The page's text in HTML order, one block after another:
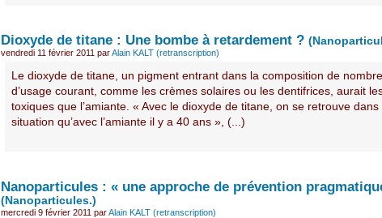
Dioxyde de titane : Une bombe à retardement ?
vendredi 11 février 2011 parAlain KALT (retranscription)
Le dioxyde de titane, un pigment entrant dans la composition de
d’usage courant, comme les crèmes solaires ou les dentifrices, aurait
toxiques que l’amiante. « Avec le dioxyde de titane, on se retrouve
situation qu’avec l’amiante il y a 40 ans », (...)
Nanoparticules : « une approche de prévention
(Nanoparticules.)
mercredi 9 février 2011 parAlain KALT (retranscription)